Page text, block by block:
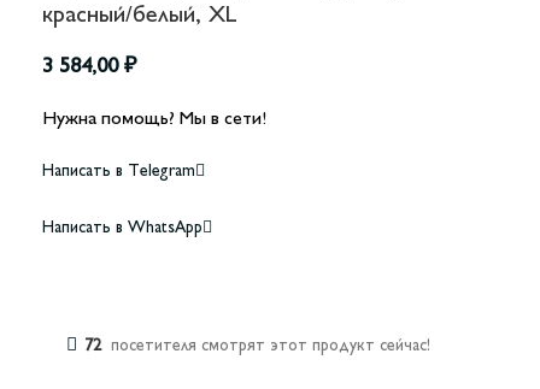
красный/белый, XL
3 584,00 ₽
Нужна помощь? Мы в сети!
Написать в Telegram
Написать в WhatsApp
72 посетителя смотрят этот продукт сейчас!